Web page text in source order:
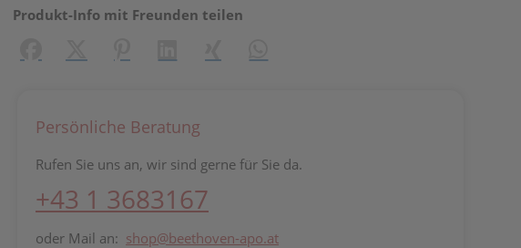
Produkt-Info mit Freunden teilen
Persönliche Beratung
Rufen Sie uns an, wir sind gerne für Sie da.
+43 1 3683167
oder Mail an: shop@beethoven-apo.at